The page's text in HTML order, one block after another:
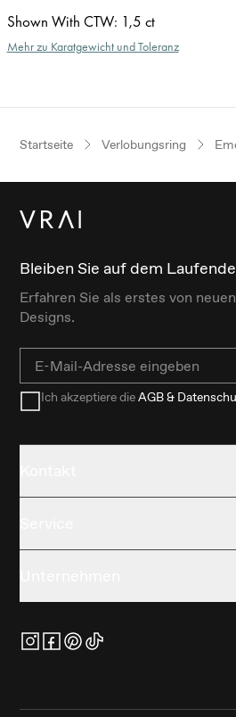
Shown With CTW: 1,5 ct
Mehr zu Karatgewicht und Toleranz
Startseite Verlobungsring
Bleiben Sie auf dem
Erfahren Sie als erstes von neuen
Designs.
Email
Ich akzeptiere dieAGB &